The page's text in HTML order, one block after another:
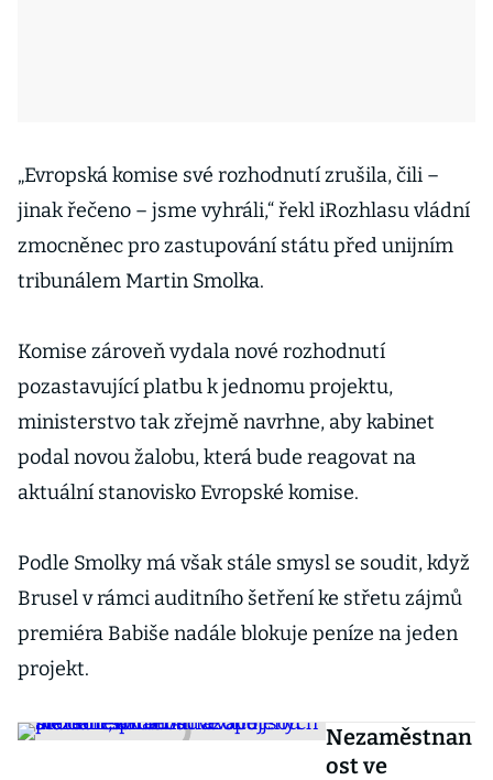
„Evropská komise své rozhodnutí zrušila, čili –
jinak řečeno – jsme vyhráli,“ řekl iRozhlasu vládní
zmocněnec pro zastupování státu před unijním
tribunálem Martin Smolka.
Komise zároveň vydala nové rozhodnutí
pozastavující platbu k jednomu projektu,
ministerstvo tak zřejmě navrhne, aby kabinet
podal novou žalobu, která bude reagovat na
aktuální stanovisko Evropské komise.
Podle Smolky má však stále smysl se soudit, když
Brusel v rámci auditního šetření ke střetu zájmů
premiéra Babiše nadále blokuje peníze na jeden
projekt.
Nezaměstnan
ost ve